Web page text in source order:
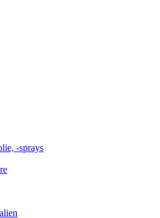
-sprays